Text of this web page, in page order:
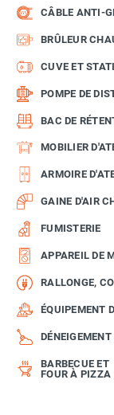
CÂBLE ANTI-
BRÛLEUR
CUVE ET
POMPE DE
BAC DE
MOBILIER
ARMOIRE
GAINE D'AIR
FUMISTERIE
APPAREIL DE
RALLONGE,
ÉQUIPEMENT
DÉNEIGEMENT
BARBECUE ET
FOUR À PIZZA